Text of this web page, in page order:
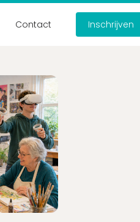
Contact Inschrijven